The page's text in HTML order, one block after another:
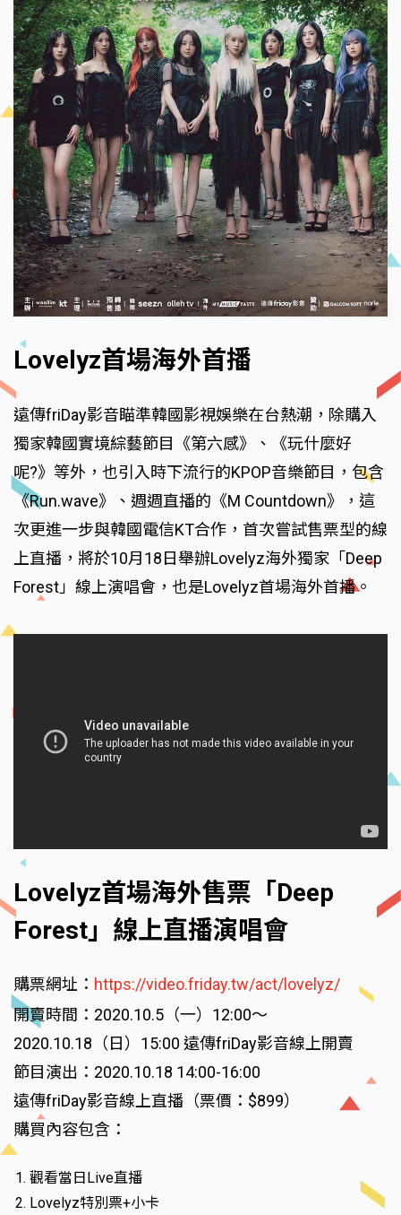
Lovelyz首場海外首播
遠傳friDay影音瞄準韓國影視娛樂在台熱潮，除購入
獨家韓國實境綜藝節目《第六感》、《玩什麼好
呢?》等外，也引入時下流行的KPOP音樂節目，包含
《Run.wave》、週週直播的《M Countdown》，這
次更進一步與韓國電信KT合作，首次嘗試售票型的線
上直播，將於10月18日舉辦Lovelyz海外獨家「Deep
Forest」線上演唱會，也是Lovelyz首場海外首播。
Lovelyz首場海外售票「Deep
Forest」線上直播演唱會
購票網址： https://video.friday.tw/act/lovelyz/
開賣時間：2020.10.5（一）12:00～
2020.10.18（日）15:00 遠傳friDay影音線上開賣
節目演出：2020.10.18 14:00-16:00
遠傳friDay影音線上直播（票價：$899）
購買內容包含：
觀看當日Live直播
Lovelyz特別票+小卡